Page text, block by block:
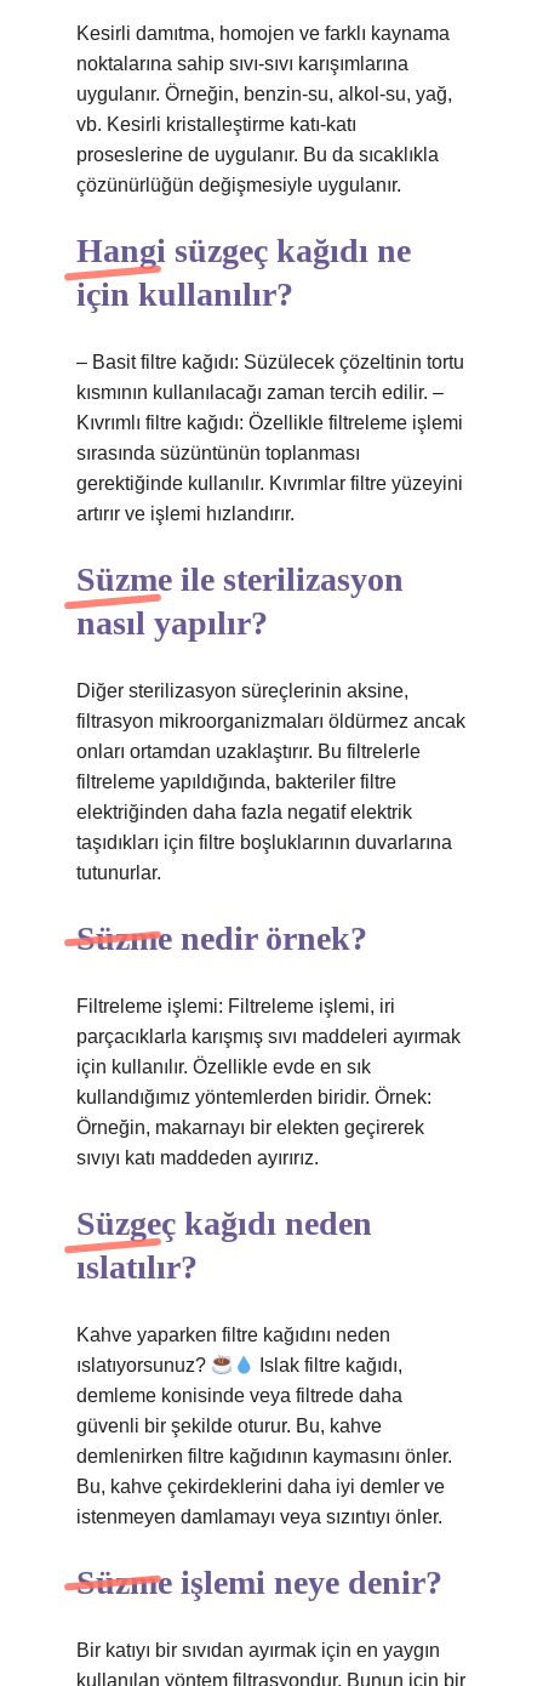
Kesirli damıtma, homojen ve farklı kaynama
noktalarına sahip sıvı-sıvı karışımlarına
uygulanır. Örneğin, benzin-su, alkol-su, yağ,
vb. Kesirli kristalleştirme katı-katı
proseslerine de uygulanır. Bu da sıcaklıkla
çözünürlüğün değişmesiyle uygulanır.
Hangi süzgeç kağıdı ne
için kullanılır?
– Basit filtre kağıdı: Süzülecek çözeltinin tortu
kısmının kullanılacağı zaman tercih edilir. –
Kıvrımlı filtre kağıdı: Özellikle filtreleme işlemi
sırasında süzüntünün toplanması
gerektiğinde kullanılır. Kıvrımlar filtre yüzeyini
artırır ve işlemi hızlandırır.
Süzme ile sterilizasyon
nasıl yapılır?
Diğer sterilizasyon süreçlerinin aksine,
filtrasyon mikroorganizmaları öldürmez ancak
onları ortamdan uzaklaştırır. Bu filtrelerle
filtreleme yapıldığında, bakteriler filtre
elektriğinden daha fazla negatif elektrik
taşıdıkları için filtre boşluklarının duvarlarına
tutunurlar.
Süzme nedir örnek?
Filtreleme işlemi: Filtreleme işlemi, iri
parçacıklarla karışmış sıvı maddeleri ayırmak
için kullanılır. Özellikle evde en sık
kullandığımız yöntemlerden biridir. Örnek:
Örneğin, makarnayı bir elekten geçirerek
sıvıyı katı maddeden ayırırız.
Süzgeç kağıdı neden
ıslatılır?
Kahve yaparken filtre kağıdını neden
ıslatıyorsunuz?
Islak filtre kağıdı,
demleme konisinde veya filtrede daha
güvenli bir şekilde oturur. Bu, kahve
demlenirken filtre kağıdının kaymasını önler.
Bu, kahve çekirdeklerini daha iyi demler ve
istenmeyen damlamayı veya sızıntıyı önler.
Süzme işlemi neye denir?
Bir katıyı bir sıvıdan ayırmak için en yaygın
kullanılan yöntem filtrasyondur. Bunun için bir